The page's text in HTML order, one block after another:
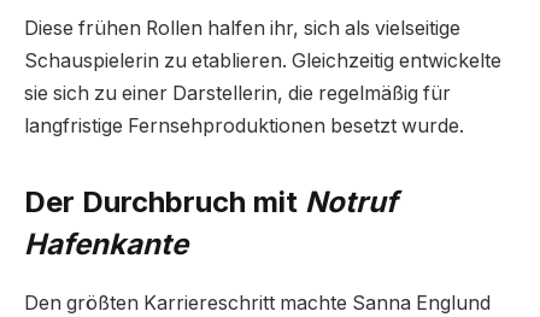
Diese frühen Rollen halfen ihr, sich als vielseitige
Schauspielerin zu etablieren. Gleichzeitig entwickelte
sie sich zu einer Darstellerin, die regelmäßig für
langfristige Fernsehproduktionen besetzt wurde.
Der Durchbruch mit Notruf
Hafenkante
Den größten Karriereschritt machte Sanna Englund